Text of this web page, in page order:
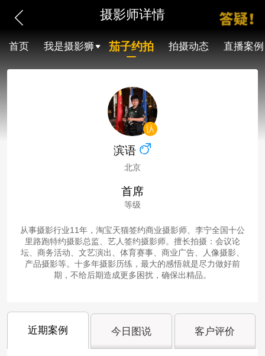
摄影师详情
首页 我是摄影狮 茄子约拍 拍摄动态 直播案例
滨语
北京
首席
等级
从事摄影行业11年，淘宝天猫签约商业摄影师、李宁全国十公
里路跑特约摄影总监、艺人签约摄影师。擅长拍摄：会议论
坛、商务活动、文艺演出、体育赛事、商业广告、人像摄影、
产品摄影等。十多年摄影历练，最大的感悟就是尽力做好前
期，不给后期造成更多困扰，确保出精品。
近期案例 今日图说 客户评价